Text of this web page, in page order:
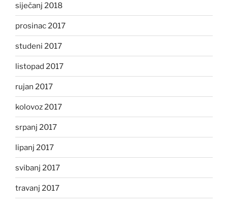
siječanj 2018
prosinac 2017
studeni 2017
listopad 2017
rujan 2017
kolovoz 2017
srpanj 2017
lipanj 2017
svibanj 2017
travanj 2017